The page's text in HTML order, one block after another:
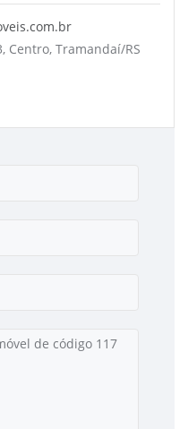
Centro, Tramandaí/RS